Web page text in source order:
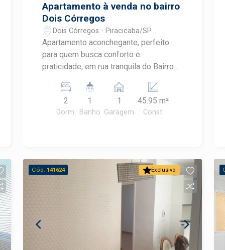
Apartamento à venda no bairro
Dois Córregos
Dois Córregos - Piracicaba/SP
Apartamento aconchegante, perfeito
para quem busca conforto e
praticidade, em rua tranquila do Bairro
comércios e serviços como escolas,
farmácias, supermercados, lojas, entre
outros. - 45,95m² de área útil; - Cozinha
Condomínio Parque Piazza Reppública
oferece playgroud, churrasqueira e
jardim com área verde. Agende sua
2
Dorm.
1
Banho
1
Garagem
45.95 m²
Const.
Exclusivo
Cód. 141624